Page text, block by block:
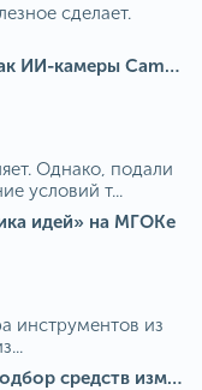
сделает.
Стратегия нулевого травматизма: как ИИ-камеры Camkord снижают риск наезда на пешехода при работе на погрузчике
Однако, подали
условий т...
идей» на МГОКе
инструментов из
На ОДК-Сатурн в 30 раз ускорили подбор средств измерения для контроля качества продукции